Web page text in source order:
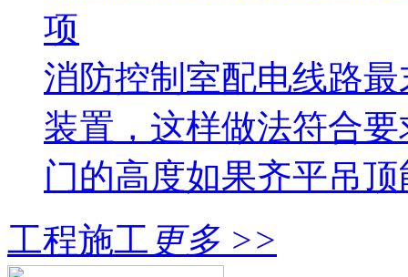
项
消防控制室配电线路
装置，这样做法符合
门的高度如果齐平吊
工程施工 更多 >>